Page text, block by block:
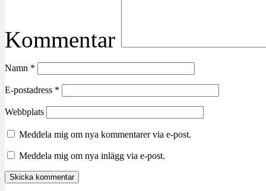
Kommentar
Namn *
E-postadress *
Webbplats
Meddela mig om nya kommentarer via e-post.
Meddela mig om nya inlägg via e-post.